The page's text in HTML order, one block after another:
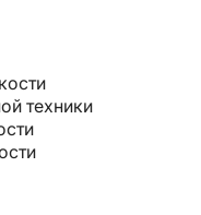
техники